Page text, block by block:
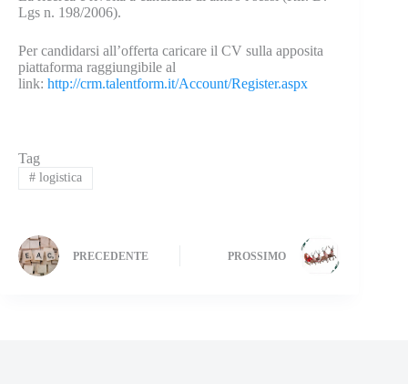
Lgs n. 198/2006).
Per candidarsi all’offerta caricare il CV sulla apposita
piattaforma raggiungibile al
link: http://crm.talentform.it/Account/Register.aspx
Tag
#logistica
PRECEDENTE PROSSIMO